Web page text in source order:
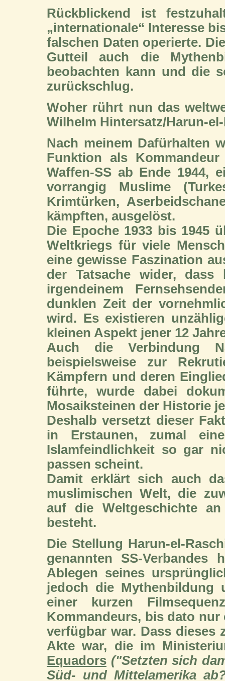
Rückblickend ist
„internationale“ Interesse
falschen Daten operierte.
Gutteil auch die
beobachten kann und die
zurückschlug.
Woher rührt nun das
Wilhelm Hintersatz/Harun-
Nach meinem Dafürhalten
Funktion als
Waffen-SS ab Ende 1944,
vorrangig Muslime
Krimtürken,
kämpften, ausgelöst.
Die Epoche 1933 bis 1945
Weltkriegs für viele
eine gewisse Faszination
der Tatsache wider,
irgendeinem
dunklen Zeit der
wird. Es existieren
kleinen Aspekt jener 12
Auch die Verbindung
beispielsweise zur
Kämpfern und deren
führte, wurde dabei
Mosaiksteinen der Historie
Deshalb versetzt dieser
in Erstaunen, zumal
Islamfeindlichkeit so gar
passen scheint.
Damit erklärt sich auch
muslimischen Welt, die
auf die Weltgeschichte
besteht.
Die Stellung Harun-el-
genannten SS-
Ablegen seines
jedoch die Mythenbildung
einer kurzen
Kommandeurs, bis dato
verfügbar war. Dass dieses
Akte war, die im
Equadors ("Setzten sich
Süd- und Mittelamerika